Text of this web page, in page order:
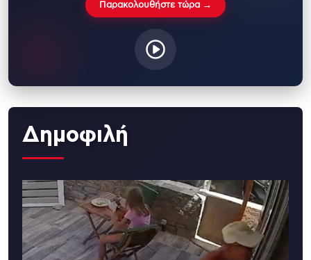
Παρακολουθήστε τώρα →
Δημοφιλή